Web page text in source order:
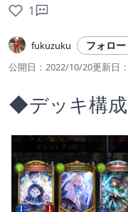
1
fukuzuku フォロー
公開日： 2022/10/20更新日：
◆デッキ構成